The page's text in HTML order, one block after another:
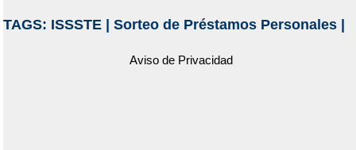
TAGS: ISSSTE| Sorteo de Préstamos Personales|
Aviso de Privacidad